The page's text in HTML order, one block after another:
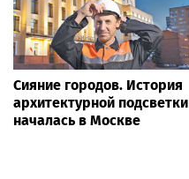
Сияние городов. История
архитектурной подсветки
началась в Москве